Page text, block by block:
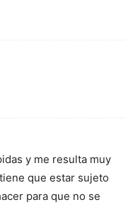
y me resulta muy
que estar sujeto
para que no se